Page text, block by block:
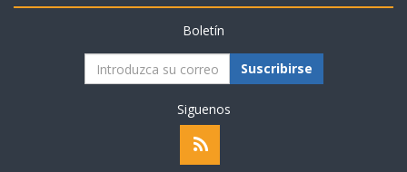
Boletín
Suscribirse
Siguenos